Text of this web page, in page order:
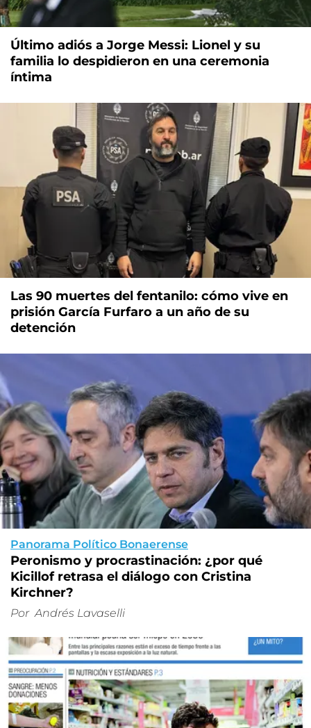
Último adiós a Jorge Messi: Lionel y su
familia lo despidieron en una ceremonia
íntima
Las 90 muertes del fentanilo: cómo vive en
prisión García Furfaro a un año de su
detención
Panorama Político Bonaerense
Peronismo y procrastinación: ¿por qué
Kicillof retrasa el diálogo con Cristina
Kirchner?
Por Andrés Lavaselli